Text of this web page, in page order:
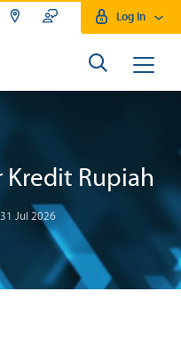
Log In
Kredit Rupiah
Jul 2026